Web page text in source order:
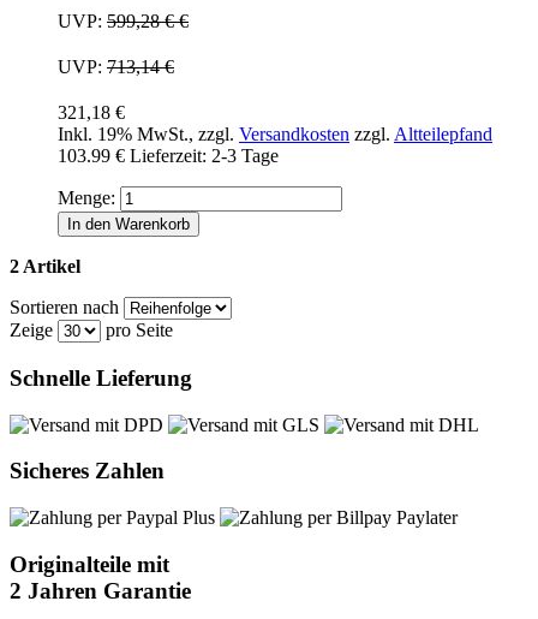
UVP: 599,28 €€
UVP: 713,14 €
321,18 €
Inkl. 19% MwSt., zzgl. Versandkosten zzgl. Altteilepfand
103.99 € Lieferzeit: 2-3 Tage
Menge:
In den Warenkorb
2 Artikel
Sortieren nach
Zeige
pro Seite
Schnelle Lieferung
Sicheres Zahlen
Originalteile mit
2 Jahren Garantie